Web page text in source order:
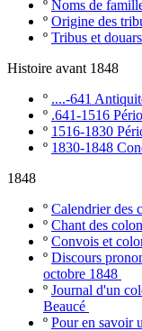
º Noms de
º Origine des
º Tribus et
Histoire avant 1848
º ....-641
º .641-1516
º 1516-1830
º 1830-1848
1848
º Calendrier des
º Chant des
º Convois et
º Discours
octobre 1848
º Journal d'un
Beaucé
º Pour en savoir